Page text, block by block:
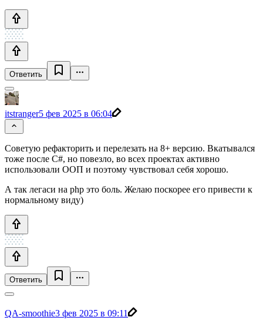
Ответить
itstranger5 фев 2025 в 06:04
Советую рефакторить и перелезать на 8+ версию. Вкатывался
тоже после C#, но повезло, во всех проектах активно
использовали ООП и поэтому чувствовал себя хорошо.
А так легаси на php это боль. Желаю поскорее его привести к
нормальному виду)
Ответить
QA-smoothie3 фев 2025 в 09:11